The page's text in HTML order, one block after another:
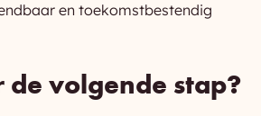
en toekomstbestendig
volgende stap?